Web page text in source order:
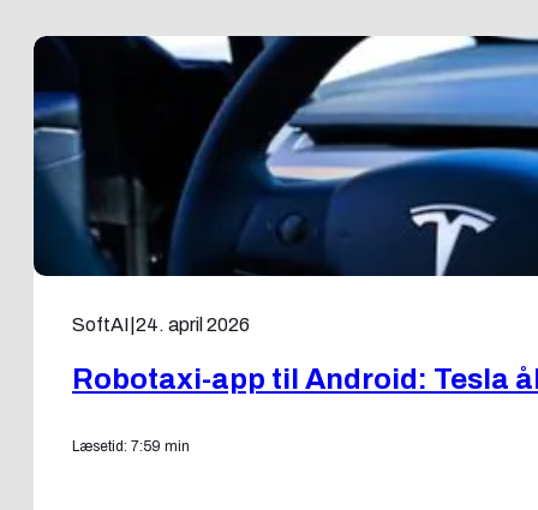
SoftAI 24. april 2026
Robotaxi-app til Android: Tesla
Læsetid: 7:59 min